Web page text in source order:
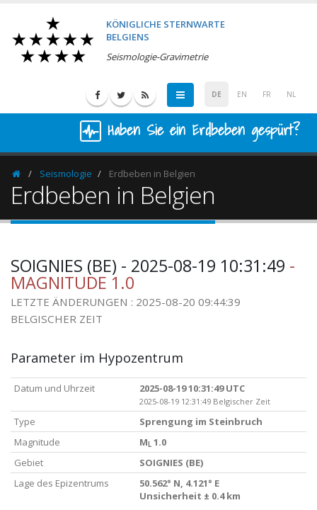
KÖNIGLICHE STERNWARTE
BELGIENS
Seismologie-Gravimetrie
DE EN FR NL
Haben Sie ein Erdbeben gespürt?
HomepageSeismologie Erdbeben in Belgien
Erdbeben in Belgien
SOIGNIES (BE) - 2025-08-19 10:31:49 -
MAGNITUDE 1.0
LETZTE ÄNDERUNGEN : 2025-08-20 09:44:39
BELGISCHER ZEIT
Parameter im Hypozentrum
Datum und Uhrzeit 2025-08-19 10:31:49 UTC
2025-08-19 12:31:49 Belgischer Zeit
Type
Sprengung im Steinbruch
Magnitude
M L 1.0
Gebiet
SOIGNIES (BE)
Lage des Epizentrums
50.562° N, 4.121° E
Unsicherheit ± 0.4 km